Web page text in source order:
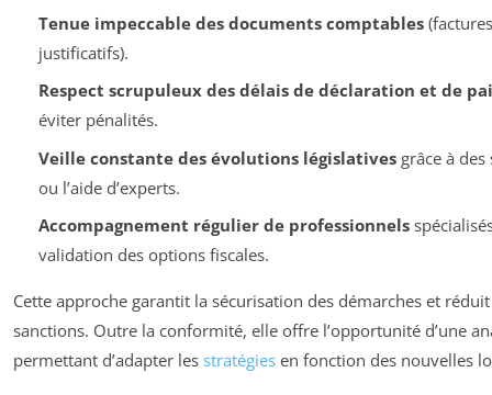
Tenue impeccable des documents comptables
justificatifs).
Respect scrupuleux des délais de déclaration et de
éviter pénalités.
Veille constante des évolutions législativesgrâce à des
ou l’aide d’experts.
Accompagnement régulier de professionnels
validation des options fiscales.
Cette approche garantit la sécurisation des démarches et
sanctions. Outre la conformité, elle offre l’opportunité d’une
permettant d’adapter les stratégies en fonction des nouvelles